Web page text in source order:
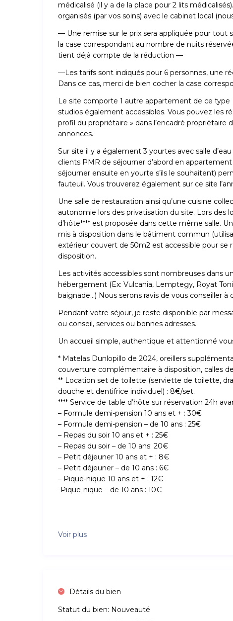
médicalisé (il y a de la place pour 2 lits
organisés (par vos soins) avec le cabinet local
— Une remise sur le prix sera appliquée pour tout
la case correspondant au nombre de nuits
tient déjà compte de la réduction —
—Les tarifs sont indiqués pour 6 personnes, une
Dans ce cas, merci de bien cocher la case
Le site comporte 1 autre appartement de ce type
studios également accessibles. Vous pouvez les
profil du propriétaire » dans l’encadré
annonces.
Sur site il y a également 3 yourtes avec salle
clients PMR de séjourner d’abord en
séjourner ensuite en yourte s’ils le souhaitent)
fauteuil. Vous trouverez également sur ce site
Une salle de restauration ainsi qu’une cuisine
autonomie lors des privatisation du site. Lors des
d’hôte**** est proposée dans cette même salle.
mis à disposition dans le bâtiment commun
extérieur couvert de 50m2 est accessible pour
disposition.
Les activités accessibles sont nombreuses dans
hébergement (Ex: Vulcania, Lemptegy, Royat
baignade…) Nous serons ravis de vous conseiller à
Pendant votre séjour, je reste disponible par
ou conseil, services ou bonnes adresses.
Un accueil simple, authentique et attentionné
* Matelas Dunlopillo de 2024, oreillers
couverture complémentaire à disposition, calles
** Location set de toilette (serviette de toilette,
douche et dentifrice individuel) : 8€/set.
**** Service de table d’hôte sur réservation 24h
– Formule demi-pension 10 ans et + : 30€
– Formule demi-pension – de 10 ans : 25€
– Repas du soir 10 ans et + : 25€
– Repas du soir – de 10 ans: 20€
– Petit déjeuner 10 ans et + : 8€
– Petit déjeuner – de 10 ans : 6€
– Pique-nique 10 ans et + : 12€
-Pique-nique – de 10 ans : 10€
Voir plus
Détails du bien
Statut du bien: Nouveauté